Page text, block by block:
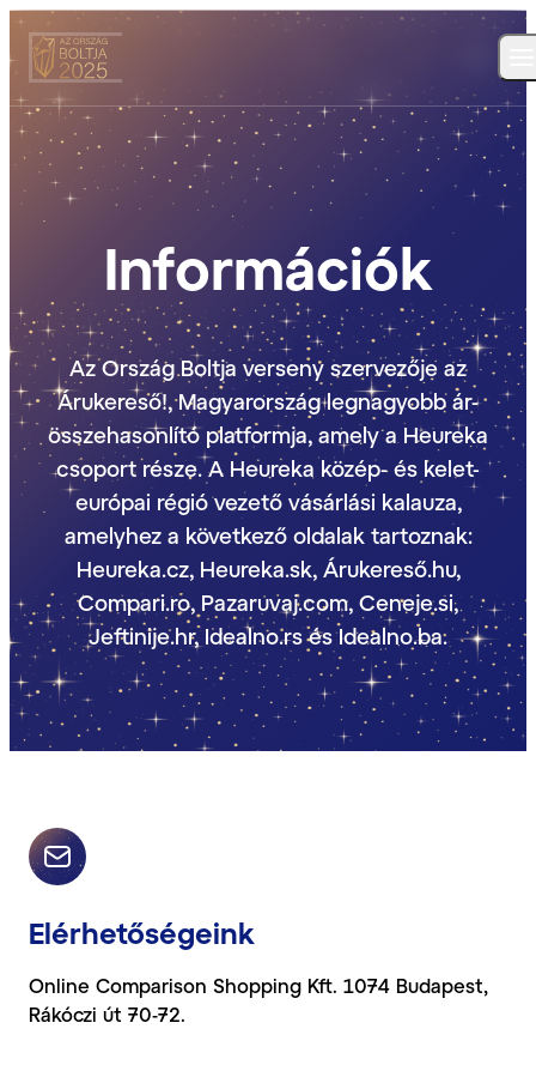
Információk
Az Ország Boltja verseny szervezője az
Árukereső!, Magyarország legnagyobb ár-
összehasonlító platformja, amely a Heureka
csoport része. A Heureka közép- és kelet-
európai régió vezető vásárlási kalauza,
amelyhez a következő oldalak tartoznak:
Heureka.cz, Heureka.sk, Árukereső.hu,
Compari.ro, Pazaruvaj.com, Ceneje.si,
Jeftinije.hr, Idealno.rs és Idealno.ba.
Elérhetőségeink
Online Comparison Shopping Kft. 1074 Budapest,
Rákóczi út 70-72.